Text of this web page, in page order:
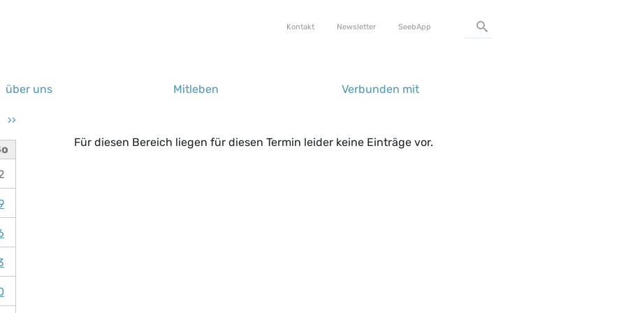
Top Service Menu
Kontakt Newsletter SeebApp
über uns Mitleben Verbunden mit
Für diesen Bereich liegen für diesen Termin leider keine Einträge vor.
››